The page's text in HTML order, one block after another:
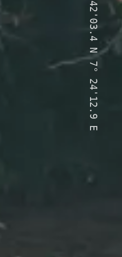
42'03.4
N
7°
24'12.9
E